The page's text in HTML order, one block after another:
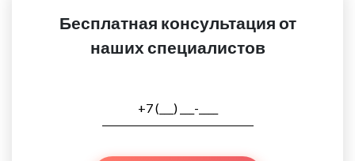
Бесплатная консультация от
наших специалистов